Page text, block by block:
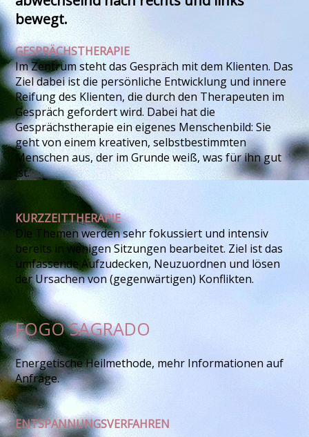
bewegt.
GESPRÄCHSTHERAPIE
Im Zentrum steht das Gespräch mit dem Klienten. Das
Ziel dabei ist die persönliche Entwicklung und innere
Reifung des Klienten, die durch den Therapeuten im
Gespräch gefordert wird. Dabei hat die
Gesprächstherapie ein eigenes Menschenbild: Sie
geht von einem kreativen, selbstbestimmten
Menschen aus, der im Grunde weiß, was für ihn gut
ist.
KURZZEITTHERAPIE
Die Themen werden sehr fokussiert und intensiv
bereits in wenigen Sitzungen bearbeitet. Ziel ist das
umfassende Aufzudecken, Neuzuordnen und lösen
der Ursachen von (gegenwärtigen) Konflikten.
FOGO SAGRADO
Energetische Heilmethode, mehr Informationen auf
Anfrage.
ENTSPANNUNGS­VERFAHREN